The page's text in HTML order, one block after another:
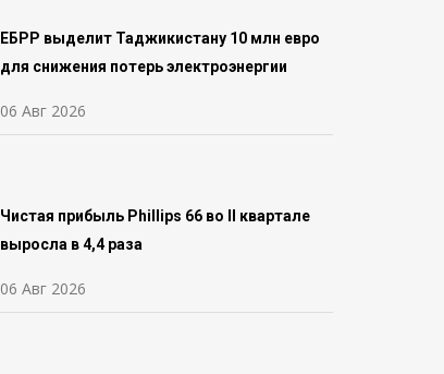
ЕБРР выделит Таджикистану 10 млн евро
для снижения потерь электроэнергии
06 Авг 2026
Чистая прибыль Phillips 66 во ll квартале
выросла в 4,4 раза
06 Авг 2026